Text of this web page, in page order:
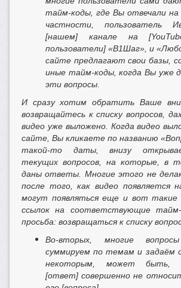
тайм-коды, где Вы отвечали
частности, пользователь
[нашем] канале на [
пользователи] «В1Шаг», и
сайте предлагают свои базы,
иные тайм-коды, когда Вы уже
эти вопросы.
И сразу хотим обратить Ваше
возвращайтесь к списку вопросов,
видео уже выложено. Когда видео
сайте, Вы кликаете по названию
такой-то даты, внизу
текущих вопросов, на которые, в
даны ответы. Многие этого не
после того, как видео появляется
могут появляться еще и вот
ссылок на соответствующие
просьба: возвращаться к списку
Во-вторых, многие
суммируем по темам и задаём
некоторым, может быть,
[ответ] совершенно не